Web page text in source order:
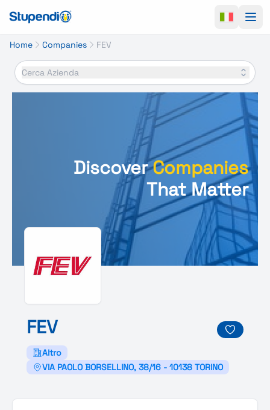
Home Companies FEV
Cerca Azienda
DiscoverCompanies
That Matter
FEV
Altro
VIA PAOLO BORSELLINO, 38/16 - 10138 TORINO